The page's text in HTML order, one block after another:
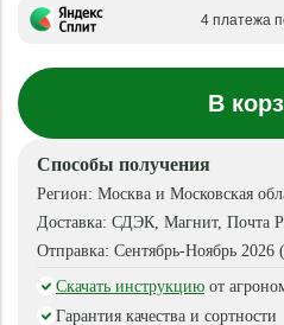
4 платежа
В
Способы получения
Регион: Москва и Московская
Доставка: СДЭК, Магнит, Почта
Отправка: Сентябрь-Ноябрь 2026
Скачать инструкцию от
Гарантия качества и сортности